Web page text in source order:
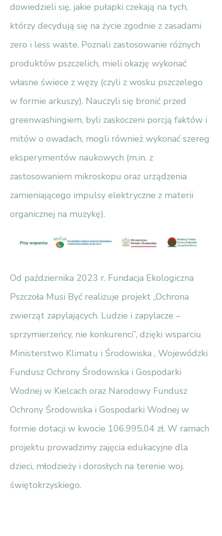
dowiedzieli się, jakie pułapki czekają na tych,
którzy decydują się na życie zgodnie z zasadami
zero i less waste. Poznali zastosowanie różnych
produktów pszczelich, mieli okazję wykonać
własne świece z węzy (czyli z wosku pszczelego
w formie arkuszy). Nauczyli się bronić przed
greenwashingiem, byli zaskoczeni porcją faktów i
mitów o owadach, mogli również wykonać szereg
eksperymentów naukowych (m.in. z
zastosowaniem mikroskopu oraz urządzenia
zamieniającego impulsy elektryczne z materii
organicznej na muzykę).
Od października 2023 r. Fundacja Ekologiczna
Pszczoła Musi Być realizuje projekt „Ochrona
zwierząt zapylających. Ludzie i zapylacze –
sprzymierzeńcy, nie konkurenci”, dzięki wsparciu
Ministerstwo Klimatu i Środowiska , Wojewódzki
Fundusz Ochrony Środowiska i Gospodarki
Wodnej w Kielcach oraz Narodowy Fundusz
Ochrony Środowiska i Gospodarki Wodnej w
formie dotacji w kwocie 106.995,04 zł. W ramach
projektu prowadzimy zajęcia edukacyjne dla
dzieci, młodzieży i dorosłych na terenie woj.
świętokrzyskiego.